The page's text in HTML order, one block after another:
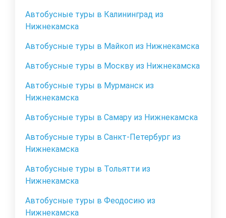
Автобусные туры в Калининград из
Нижнекамска
Автобусные туры в Майкоп из Нижнекамска
Автобусные туры в Москву из Нижнекамска
Автобусные туры в Мурманск из
Нижнекамска
Автобусные туры в Самару из Нижнекамска
Автобусные туры в Санкт-Петербург из
Нижнекамска
Автобусные туры в Тольятти из
Нижнекамска
Автобусные туры в Феодосию из
Нижнекамска